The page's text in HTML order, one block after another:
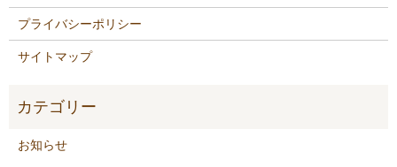
プライバシーポリシー
サイトマップ
お知らせ